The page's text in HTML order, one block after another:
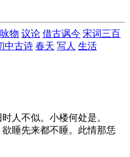
咏物 议论 借古讽今 宋词三百
中古诗 春天 写人 生活
人不似。小楼何处是。
睡先来都不睡。此情那恁